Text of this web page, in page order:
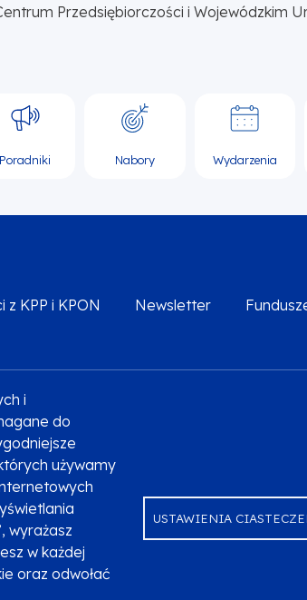
i
do
używamy
wyrażasz
w każdej
oraz odwołać
USTAWIENIA
Przedsiębiorczości i Wojewódzkim
Poradniki Nabory Wydarzenia
KPP i KPON Newsletter
Deklaracja dostępności
dla Małopolski na lata 2021-2027.